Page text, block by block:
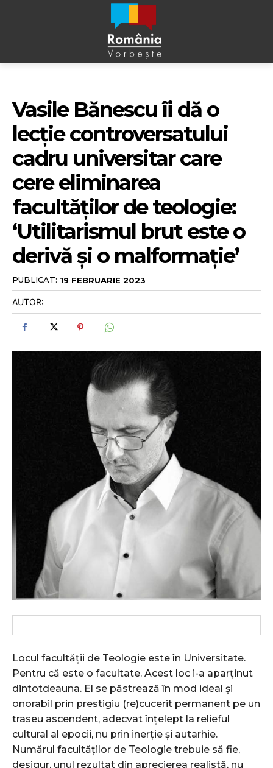
Vasile Bănescu îi dă o
lecție controversatului
cadru universitar care
cere eliminarea
facultăților de teologie:
‘Utilitarismul brut este o
derivă și o malformație’
PUBLICAT: 19 FEBRUARIE 2023
AUTOR:
Locul facultății de Teologie este în Universitate.
Pentru că este o facultate. Acest loc i-a aparținut
dintotdeauna. El se păstrează în mod ideal și
onorabil prin prestigiu (re)cucerit permanent pe un
traseu ascendent, adecvat înțelept la relieful
cultural al epocii, nu prin inerție și autarhie.
Numărul facultăților de Teologie trebuie să fie,
desigur, unul rezultat din aprecierea realistă, nu